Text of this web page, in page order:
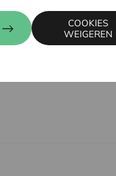
COOKIES
WEIGEREN